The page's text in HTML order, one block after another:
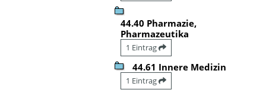
44.40 Pharmazie,
Pharmazeutika
1 Eintrag
44.61 Innere Medizin
1 Eintrag